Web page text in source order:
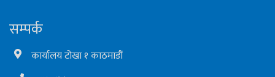
सम्पर्क
कार्यालय टोखा १ काठमाडौं